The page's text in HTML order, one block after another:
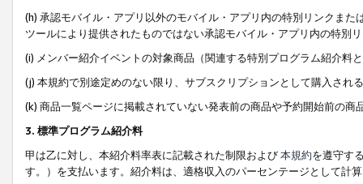
(h) 承認モバイル・アプリ以外のモバイル・アプリ内の特別リンクま
ツールにより提供されたものではない承認モバイル・アプリ内の特別
(i) メンバー紹介イベントの対象商品（関連する特別プログラム紹介料
(j) 本規約で別途定めのない限り、サブスクリプションとして購入され
(k) 商品一覧ページに掲載されていない発表前の商品や予約開始前の商
3. 標準プログラム紹介料
甲は乙に対し、本紹介料率表に記載された制限および本規約を遵守す
す。）を支払います。紹介料は、適格収入のパーセンテージとして計